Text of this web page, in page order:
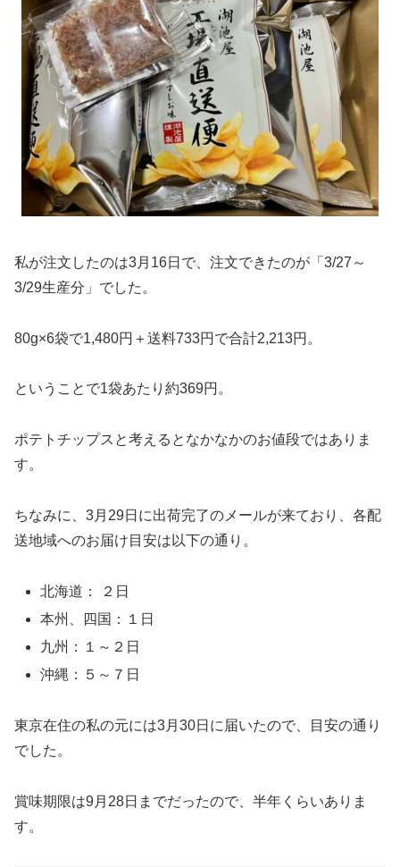
私が注文したのは3月16日で、注文できたのが「3/27～
3/29生産分」でした。
80g×6袋で1,480円＋送料733円で合計2,213円。
ということで1袋あたり約369円。
ポテトチップスと考えるとなかなかのお値段ではありま
す。
ちなみに、3月29日に出荷完了のメールが来ており、各配
送地域へのお届け目安は以下の通り。
北海道： ２日
本州、四国：１日
九州：１～２日
沖縄：５～７日
東京在住の私の元には3月30日に届いたので、目安の通り
でした。
賞味期限は9月28日までだったので、半年くらいありま
す。